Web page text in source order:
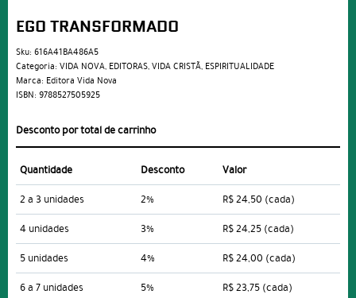
EGO TRANSFORMADO
Sku: 616A41BA486A5
Categoria: VIDA NOVA, EDITORAS,VIDA CRISTÃ, ESPIRITUALIDADE
Marca: Editora Vida Nova
ISBN: 9788527505925
Desconto por total de carrinho
Quantidade Desconto
Valor
2 a 3 unidades
2% R$ 24,50 (cada)
4 unidades
3% R$ 24,25 (cada)
5 unidades
4% R$ 24,00 (cada)
6 a 7 unidades
5% R$ 23,75 (cada)